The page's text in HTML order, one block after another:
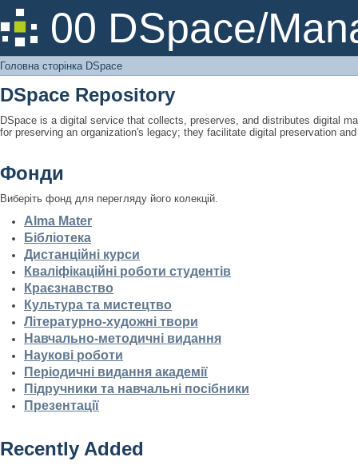
00 DSpace/
Головна сторінка DSpace
Головна сторінка DSpace
DSpace Repository
DSpace is a digital service that collects, preserves, and distributes digital
for preserving an organization's legacy; they facilitate digital preservation
Фонди
Виберіть фонд для перегляду його колекцій.
Alma Mater
Бібліотека
Дистанційні курси
Кваліфікаційні роботи студентів
Краєзнавство
Культура та мистецтво
Літературно-художні твори
Навчально-методичні видання
Наукові роботи
Періодичні видання академії
Підручники та навчальні посібники
Презентації
Recently Added